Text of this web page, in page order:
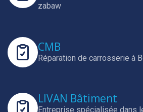
zabaw
CMB
Réparation de carrosserie à
LIVAN Bâtiment
Entreprise spécialisée dans